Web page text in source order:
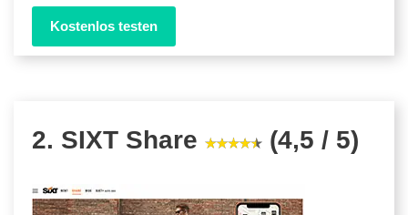
Kostenlos testen
2. SIXT Share (4,5 / 5)